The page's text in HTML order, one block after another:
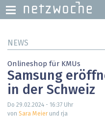
zumNEWS
Onlineshop für KMUs
Samsung
in der Schweiz
Do 29.02.2024 - 16:37 Uhr
von Sara Meierund rja